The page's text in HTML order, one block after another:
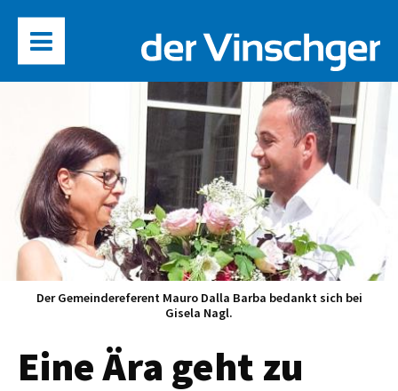
Der Gemeindereferent Mauro Dalla Barba bedankt sich bei
Gisela Nagl.
Eine Ära geht zu